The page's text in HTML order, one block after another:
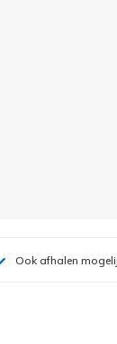
Ook afhalen